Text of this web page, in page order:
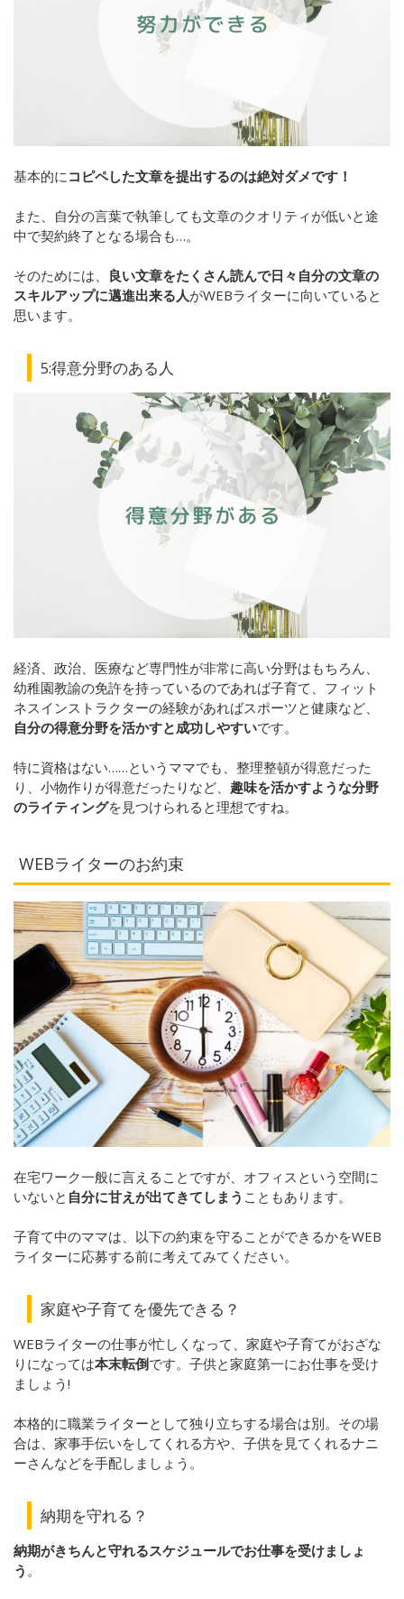
基本的にコピペした文章を提出するのは絶対ダメです！
また、自分の言葉で執筆しても文章のクオリティが低いと途
中で契約終了となる場合も…。
そのためには、 良い文章をたくさん読んで日々自分の文章の
スキルアップに邁進出来る人がWEBライターに向いていると
思います。
5:得意分野のある人
経済、政治、医療など専門性が非常に高い分野はもちろん、
幼稚園教諭の免許を持っているのであれば子育て、フィット
ネスインストラクターの経験があればスポーツと健康など、
自分の得意分野を活かすと成功しやすいです。
特に資格はない……というママでも、整理整頓が得意だった
り、小物作りが得意だったりなど、 趣味を活かすような分野
のライティングを見つけられると理想ですね。
WEBライターのお約束
在宅ワーク一般に言えることですが、オフィスという空間に
いないと 自分に甘えが出てきてしまう こともあります。
子育て中のママは、 以下の約束を守ることができるかをWEB
ライターに応募する前に考えてみてください。
家庭や子育てを優先できる？
WEBライターの仕事が忙しくなって、家庭や子育てがおざな
りになっては本末転倒です。子供と家庭第一にお仕事を受け
ましょう!
本格的に職業ライターとして独り立ちする場合は別。その場
合は、家事手伝いをしてくれる方や、子供を見てくれるナニ
ーさんなどを手配しましょう。
納期を守れる？
納期がきちんと守れるスケジュールでお仕事を受けましょ
う 。